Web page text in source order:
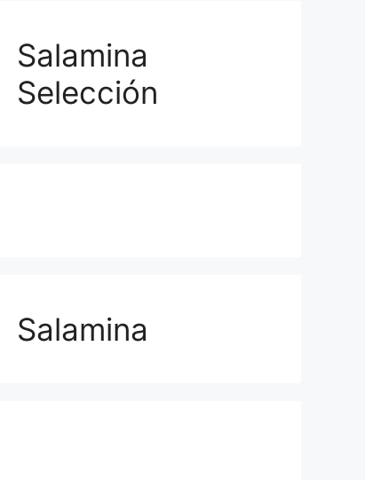
Salamina
Selección
Salamina